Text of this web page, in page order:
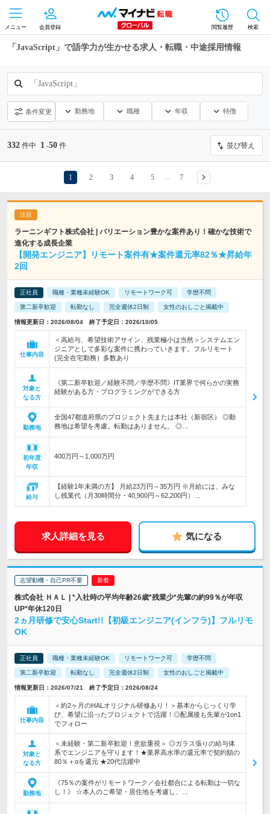
メニュー 会員登録 閲覧履歴 検索
「JavaScript」で語学力が生かせる求人・転職・中途採用情報
「JavaScript」
条件変更 勤務地 職種 年収 特徴
332 件中 1 -50 件 並び替え
1 2 3 4 5 7
ラーニンギフト株式会社 | バリエーション豊かな案件あり！確かな技術で
進化する成長企業
【開発エンジニア】リモート案件有★案件還元率82％★昇給年
2回
正社員 職種・業種未経験OK リモートワーク可 学歴不問
第二新卒歓迎 転勤なし 完全週休2日制 女性のおしごと掲載中
情報更新日：2026/08/04 終了予定日：2026/10/05
仕事内容
＜高給与、希望技術アサイン、残業極小は当然＞システムエン
ジニアとして多彩な案件に携わっていきます。フルリモート
(完全在宅勤務）多数あり
対象と
なる方
《第二新卒歓迎／経験不問／学歴不問》IT業界で何らかの実務
経験がある方・プログラミングができる方
勤務地
全国47都道府県のプロジェクト先または本社（新宿区） ◎勤
務地は希望を考慮。転勤はありません。 ◎…
初年度
年収
400万円～1,000万円
給与
【経験1年未満の方】 月給23万円～35万円 ※月給には、みな
し残業代（月30時間分・40,900円～62,200円）…
求人詳細を見る 気になる
志望動機・自己PR不要
株式会社 ＨＡＬ | *入社時の平均年齢26歳*残業少*先輩の約99％が年収
UP*年休120日
2ヵ月研修で安心Start!!【初級エンジニア(インフラ)】フルリモ
OK
正社員 職種・業種未経験OK リモートワーク可 学歴不問
第二新卒歓迎 転勤なし 完全週休2日制 女性のおしごと掲載中
情報更新日：2026/07/21 終了予定日：2026/08/24
仕事内容
＜約2ヶ月のHALオリジナル研修あり！＞基本からじっくり学
び、希望に沿ったプロジェクトで活躍！◎配属後も先輩が1on1
でフォロー
対象と
なる方
＜未経験・第二新卒歓迎！意欲重視＞ ◎ガラス張りの給与体
系でエンジニアを守ります！★業界高水準の還元率で契約額の
80％＋αを還元 ★20代活躍中
勤務地
《75％の案件がリモートワーク／会社都合による転勤は一切な
し！》 ☆本人のご希望・居住地を考慮し、…